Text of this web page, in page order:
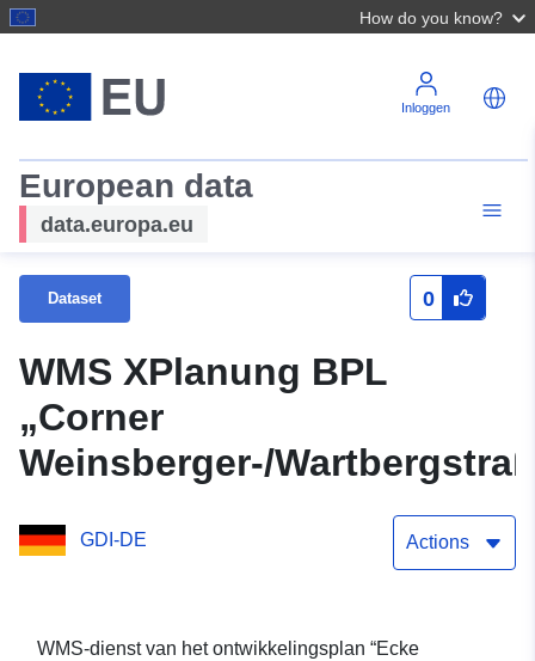
How do you know?
Inloggen
European data
data.europa.eu
Dataset 0
WMS XPlanung BPL
„Corner
Weinsberger-/
GDI-DE Actions
WMS-dienst van het ontwikkelingsplan “Ecke